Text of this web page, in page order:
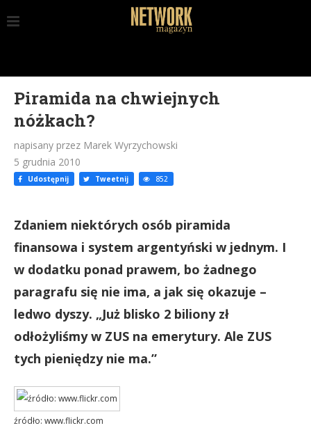
Piramida na chwiejnych
nóżkach?
napisany przez Marek Wyrzychowski
5 grudnia 2010
Udostępnij Tweetnij 852
Zdaniem niektórych osób piramida
finansowa i system argentyński w jednym. I
w dodatku ponad prawem, bo żadnego
paragrafu się nie ima, a jak się okazuje –
ledwo dyszy. „Już blisko 2 biliony zł
odłożyliśmy w ZUS na emerytury. Ale ZUS
tych pieniędzy nie ma.”
źródło: www.flickr.com